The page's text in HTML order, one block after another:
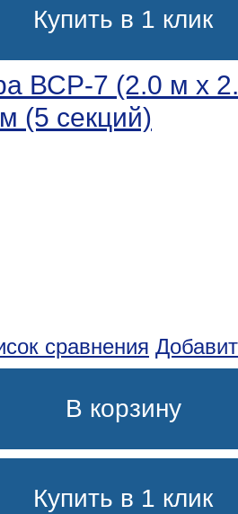
Купить в 1 клик
ВСР-7 (2.0 м х
(5 секций)
сравнения
В корзину
Купить в 1 клик